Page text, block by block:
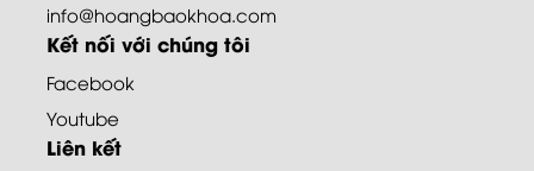
info@hoangbaokhoa.com
Kết nối với chúng tôi
Facebook
Youtube
Liên kết